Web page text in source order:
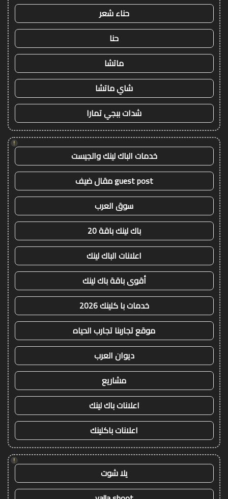
حناء شعر
حنا
ماتشا
شاي ماتشا
شدات ببجي تمارا
!
خدمات الباك لينك والجيست
guest post مقال ضيف
سوق العرب
باك لينك باقة 20
اعلانات الباك لينك
أقوى باقة باك لينك
خدمات با كلينك 2026
موقع تجاربنا تجارب الحياه
ديوان العرب
مشاريع
اعلانات باك لينك
اعلانات باكلينك
!
يلا شوت